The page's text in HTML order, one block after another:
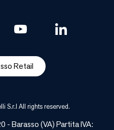
Retail
S.r.l All rights reserved.
-Barasso(VA) Partita IVA: